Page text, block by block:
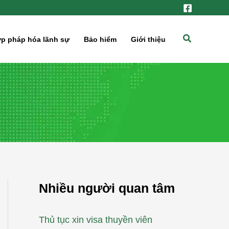
pháp hóa lãnh sự Bảo hiểm Giới thiệu
Tìm
Nhiều người quan tâm
Thủ tục xin visa thuyền viên